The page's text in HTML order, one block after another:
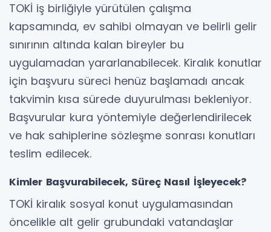
TOKİ iş birliğiyle yürütülen çalışma
kapsamında, ev sahibi olmayan ve belirli gelir
sınırının altında kalan bireyler bu
uygulamadan yararlanabilecek. Kiralık konutlar
için başvuru süreci henüz başlamadı ancak
takvimin kısa sürede duyurulması bekleniyor.
Başvurular kura yöntemiyle değerlendirilecek
ve hak sahiplerine sözleşme sonrası konutları
teslim edilecek.
Kimler Başvurabilecek, Süreç Nasıl İşleyecek?
TOKİ kiralık sosyal konut uygulamasından
öncelikle alt gelir grubundaki vatandaşlar